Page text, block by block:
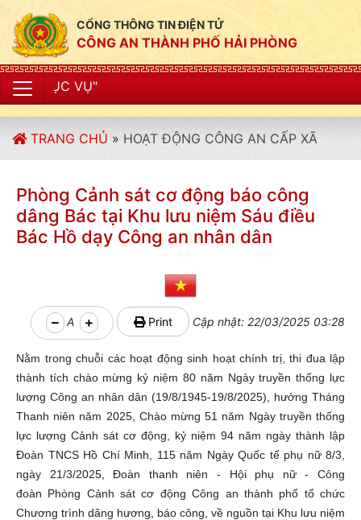
CỔNG THÔNG TIN ĐIỆN TỬ
CÔNG AN THÀNH PHỐ HẢI PHÒNG
TRANG CHỦ » HOẠT ĐỘNG CÔNG AN CẤP XÃ
Phòng Cảnh sát cơ động báo công
dâng Bác tại Khu lưu niệm Sáu điều
Bác Hồ dạy Công an nhân dân
A Print Cập nhật: 22/03/2025 03:28
Nằm trong chuỗi các hoạt động sinh hoạt chính trị, thi đua lập
thành tích chào mừng kỷ niệm 80 năm Ngày truyền thống lực
lượng Công an nhân dân (19/8/1945-19/8/2025), hưởng Tháng
Thanh niên năm 2025, Chào mừng 51 năm Ngày truyền thống
lực lượng Cảnh sát cơ động, kỷ niệm 94 năm ngày thành lập
Đoàn TNCS Hồ Chí Minh, 115 năm Ngày Quốc tế phụ nữ 8/3,
ngày 21/3/2025, Đoàn thanh niên - Hội phụ nữ - Công
đoàn Phòng Cảnh sát cơ động Công an thành phố tổ chức
Chương trình dâng hương, báo công, về nguồn tại Khu lưu niệm